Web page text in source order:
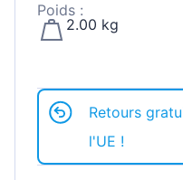
Poids :
2.00 kg
Retours
l'UE !